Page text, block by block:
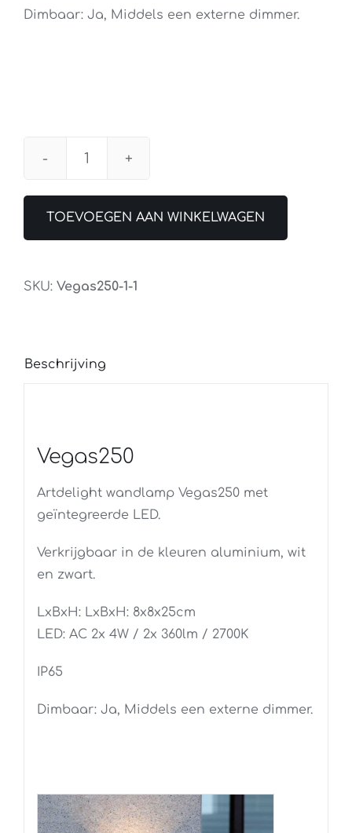
Dimbaar: Ja, Middels een externe dimmer.
Wandlamp
Buitenlamp
aantal
TOEVOEGEN AAN WINKELWAGEN
SKU: Vegas250-1-1
Beschrijving
Vegas250
Artdelight wandlamp Vegas250 met
geïntegreerde LED.
Verkrijgbaar in de kleuren aluminium, wit
en zwart.
LxBxH: LxBxH: 8x8x25cm
LED: AC 2x 4W / 2x 360lm / 2700K
IP65
Dimbaar: Ja, Middels een externe dimmer.